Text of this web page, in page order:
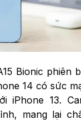
Bionic phiên
14 có sức
iPhone 13.
mang lại